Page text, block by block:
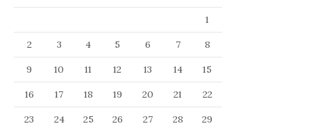
1
2
3 4 5 6 7
8
9
10 11 12 13 14
15
16
17 18 19 20 21
22
23
24 25 26 27 28
29